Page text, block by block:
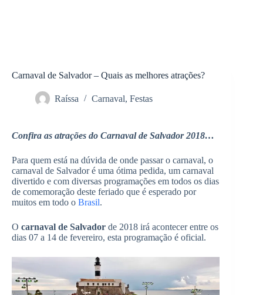
Carnaval de Salvador – Quais as melhores atrações?
Raíssa Carnaval, Festas
Confira as atrações do Carnaval de Salvador 2018…
Para quem está na dúvida de onde passar o carnaval, o
carnaval de Salvador é uma ótima pedida, um carnaval
divertido e com diversas programações em todos os dias
de comemoração deste feriado que é esperado por
muitos em todo o Brasil.
O carnaval de Salvador de 2018 irá acontecer entre os
dias 07 a 14 de fevereiro, esta programação é oficial.